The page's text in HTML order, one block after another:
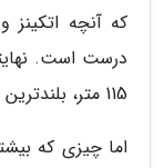
که آنچه اتکینز
درست است.
115 متر، بلندترین درخت دنیا است.
اما چیزی که